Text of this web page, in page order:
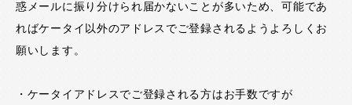
惑メールに振り分けられ届かないことが多いため、可能であ
ればケータイ以外のアドレスでご登録されるようよろしくお
願いします。
・ケータイアドレスでご登録される方はお手数ですが